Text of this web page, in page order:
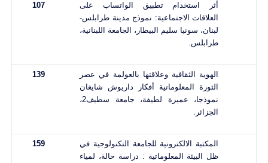
أثر استخدام تطبيق الواتساب على
العلاقات الاجتماعية: نموذج مدينة طرابلس-
لبنان، سونيا سليم البيطار، الجامعة اللبنانية،
طرابلس.
107
الهوية الثقافية وعلاقتها بالعولمة في عصر
الثورة المعلوماتية أفكار داريوش شايغان
نموذجا، عميرة لطيفة، جامعة سطيف2،
الجزائر.
139
المكتبة الالكترونية للجامعة التكنولوجية في
ظل البيئة المعلوماتية : دراسة حالة، لمياء
159